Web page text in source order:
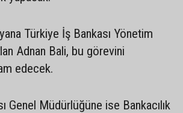
Türkiye İş Bankası Yönetim
Adnan Bali, bu görevini
edecek.
Genel Müdürlüğüne ise Bankacılık